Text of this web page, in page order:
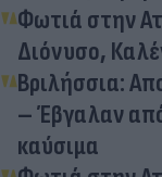
Φωτιά στην
Διόνυσο,
Βριλήσσια:
– Έβγαλαν
καύσιμα